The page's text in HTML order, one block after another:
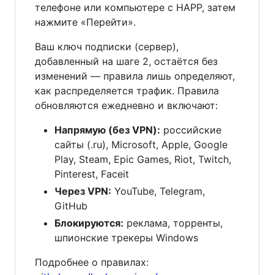
телефоне или компьютере с HAPP, затем
нажмите «Перейти».
Ваш ключ подписки (сервер),
добавленный на шаге 2, остаётся без
изменений — правила лишь определяют,
как распределяется трафик. Правила
обновляются ежедневно и включают:
Напрямую (без VPN): российские
сайты (.ru), Microsoft, Apple, Google
Play, Steam, Epic Games, Riot, Twitch,
Pinterest, Faceit
Через VPN: YouTube, Telegram,
GitHub
Блокируются: реклама, торренты,
шпионские трекеры Windows
Подробнее о правилах: